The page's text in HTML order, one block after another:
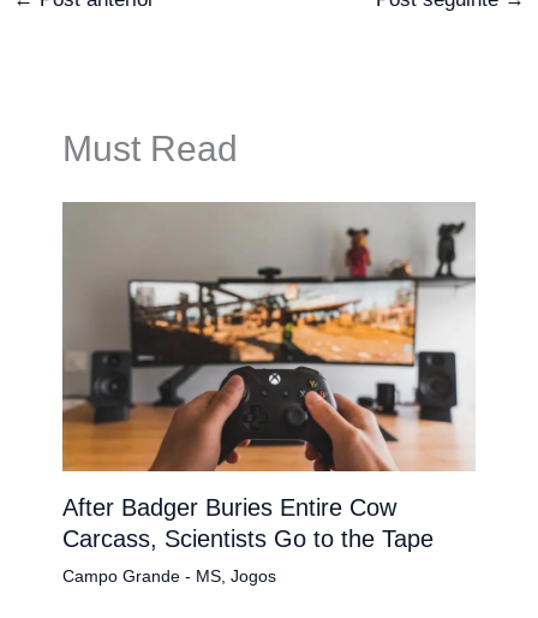
Must Read
After Badger Buries Entire Cow
Carcass, Scientists Go to the Tape
Campo Grande - MS, Jogos